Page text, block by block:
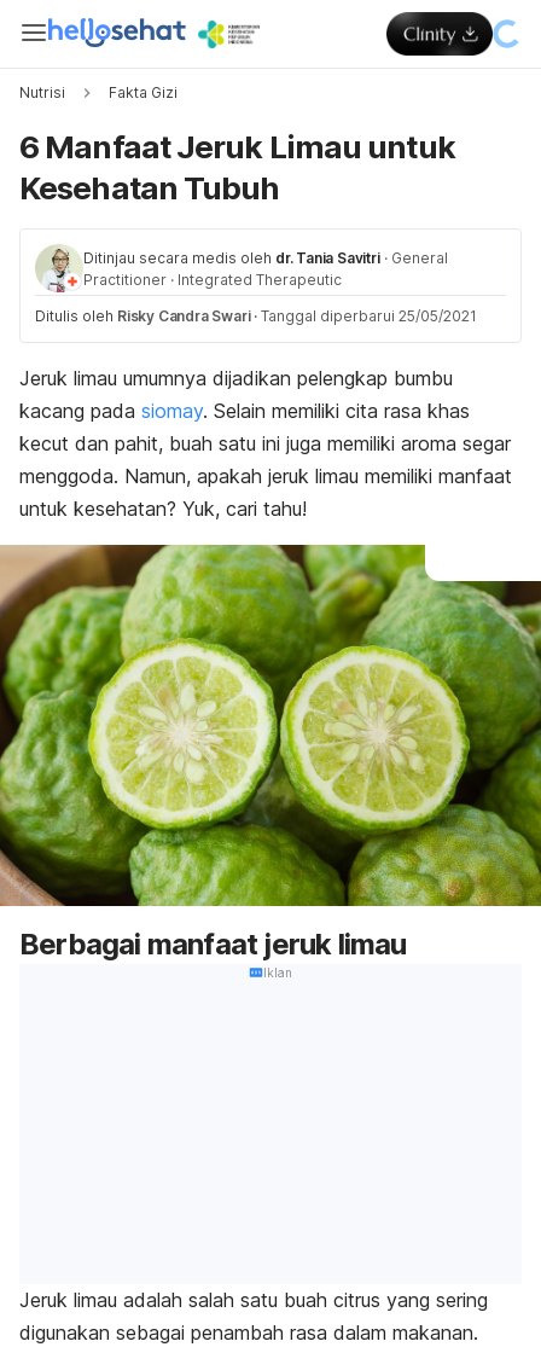
Nutrisi Fakta Gizi
6 Manfaat Jeruk Limau untuk
Kesehatan Tubuh
Ditinjau secara medis oleh dr. Tania Savitri · General
Practitioner · Integrated Therapeutic
Ditulis oleh Risky Candra Swari · Tanggal diperbarui 25/05/2021
Jeruk limau umumnya dijadikan pelengkap bumbu
kacang pada siomay. Selain memiliki cita rasa khas
kecut dan pahit, buah satu ini juga memiliki aroma segar
menggoda. Namun, apakah jeruk limau memiliki manfaat
untuk kesehatan? Yuk, cari tahu!
Berbagai manfaat jeruk limau
Iklan
Jeruk limau adalah salah satu buah citrus yang sering
digunakan sebagai penambah rasa dalam makanan.